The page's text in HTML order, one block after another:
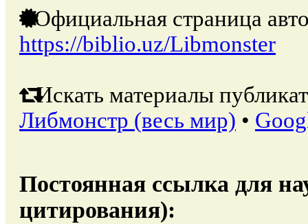
Официальная страница
https://biblio.uz/Libmonster
Искать материалы
Либмонстр (весь мир) •
Постоянная ссылка для
цитирования):